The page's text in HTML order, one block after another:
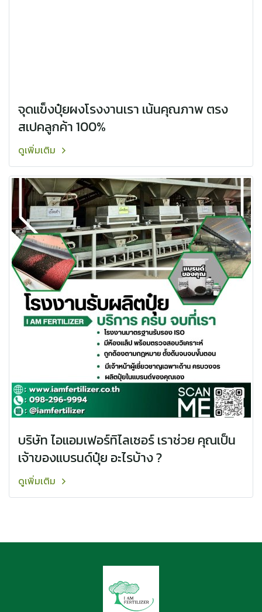
จุดแข็งปุ๋ยผงโรงงานเรา ️เน้นคุณภาพ ตรง
สเปคลูกค้า 100% ️
ดูเพิ่มเติม
บริษัท ไอแอมเฟอร์ทิไลเซอร์ เราช่วย คุณเป็น
เจ้าของแบรนด์ปุ๋ย อะไรบ้าง ?
ดูเพิ่มเติม